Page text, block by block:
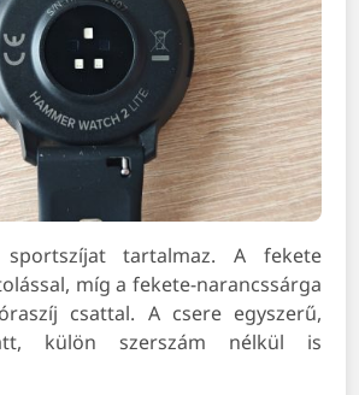
tartalmaz. A fekete
míg a fekete-narancssárga
csattal. A csere egyszerű,
külön szerszám nélkül is